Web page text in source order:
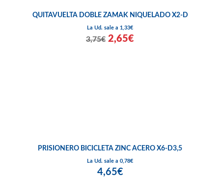
QUITAVUELTA DOBLE ZAMAK NIQUELADO X2-D
La Ud. sale a 1,33€
3,75€ 2,65€
PRISIONERO BICICLETA ZINC ACERO X6-D3,5
La Ud. sale a 0,78€
4,65€